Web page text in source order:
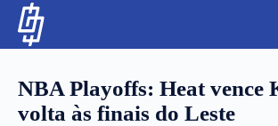
NBA Playoffs: Heat vence
volta às finais do Leste